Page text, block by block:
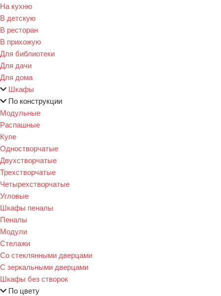
На кухню
В детскую
В ресторан
В прихожую
Для библиотеки
Для дачи
Для дома
Шкафы
По конструкции
Модульные
Распашные
Купе
Одностворчатые
Двухстворчатые
Трехстворчатые
Четырехстворчатые
Угловые
Шкафы пеналы
Пеналы
Модули
Стелажи
Со стеклянными дверцами
С зеркальными дверцами
Шкафы без створок
По цвету